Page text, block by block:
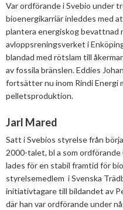
Var ordförande i Svebio under
bioenergikarriär inleddes med
plantera energiskog bevattnad
avloppsreningsverket i
blandad med rötslam till
av fossila bränslen. Eddies
fortsätter nu inom Rindi Energi
pelletsproduktion.
Jarl Mared
Satt i Svebios styrelse från
2000-talet, bl a som
lades för en stabil framtid för
styrelsemedlem i Svenska
initiativtagare till bildandet av
där han var ordförande under